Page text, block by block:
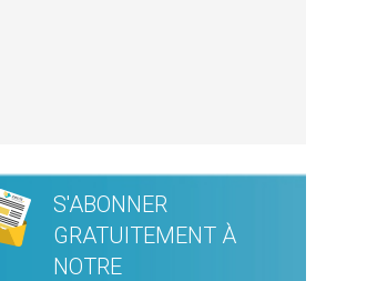
S'ABONNER
GRATUITEMENT À
NOTRE